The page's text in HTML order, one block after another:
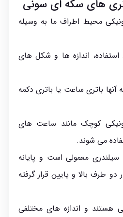
های سکه ای سونی
محیط اطراف ما به وسیله
استفاده، اندازه ها و شکل های
باتری ساعت یا باتری دکمه
کوچک مانند ساعت های
می شوند.
معمولی است و پایانه
طرف بالا و پایین قرار گرفته
هستند و اندازه های مختلفی